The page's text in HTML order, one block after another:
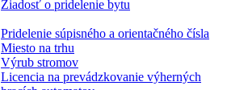
Žiadosť o pridelenie bytu
Pridelenie súpisného a orientačného čísla
Miesto na trhu
Výrub stromov
Licencia na prevádzkovanie výherných